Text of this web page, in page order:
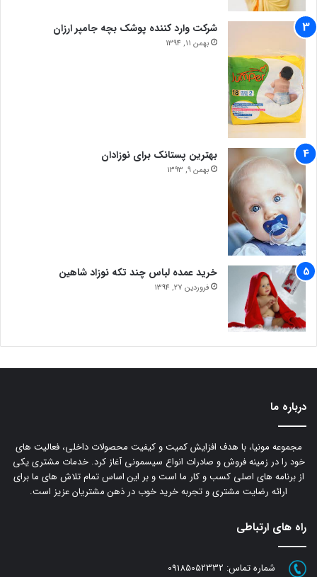
شرکت وارد کننده پوشک بچه جامپر ارزان
بهمن 11, 1394
بهترین پستانک برای نوزادان
بهمن 9, 1393
خرید عمده لباس چند تکه نوزاد شاهین
فروردین 27, 1394
درباره ما
مجموعه مونیا، با هدف افزایش کمیت و کیفیت محصولات داخلی، فعالیت های
خود را در زمینه فروش و صادرات انواع سیسمونی آغاز کرد. خدمات مشتری یکی
از برنامه های اصلی کسب و کار ما است و بر این اساس تمام تلاش های ما برای
ارائه رضایت مشتری و تجربه خرید خوب در ذهن مشتریان عزیز است.
راه های ارتباطی
شماره تماس: 09185052332